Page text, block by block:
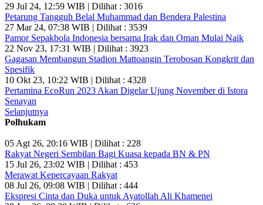
29 Jul 24, 12:59 WIB | Dilihat : 3016
Petarung Tangguh Belal Muhammad dan Bendera Palestina
27 Mar 24, 07:38 WIB | Dilihat : 3539
Pamor Sepakbola Indonesia bersama Irak dan Oman Mulai Naik
22 Nov 23, 17:31 WIB | Dilihat : 3923
Gagasan Membangun Stadion Mattoangin Terobosan Kongkrit dan
Spesifik
10 Okt 23, 10:22 WIB | Dilihat : 4328
Pertamina EcoRun 2023 Akan Digelar Ujung November di Istora
Senayan
Selanjutnya
Polhukam
05 Agt 26, 20:16 WIB | Dilihat : 228
Rakyat Negeri Sembilan Bagi Kuasa kepada BN & PN
15 Jul 26, 23:02 WIB | Dilihat : 453
Merawat Kepercayaan Rakyat
08 Jul 26, 09:08 WIB | Dilihat : 444
Ekspresi Cinta dan Duka untuk Ayatollah Ali Khamenei